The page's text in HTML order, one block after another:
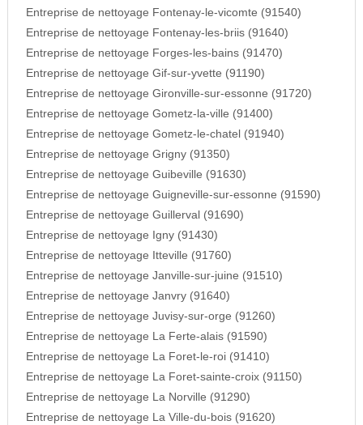
Entreprise de nettoyage Fontenay-le-vicomte (91540)
Entreprise de nettoyage Fontenay-les-briis (91640)
Entreprise de nettoyage Forges-les-bains (91470)
Entreprise de nettoyage Gif-sur-yvette (91190)
Entreprise de nettoyage Gironville-sur-essonne (91720)
Entreprise de nettoyage Gometz-la-ville (91400)
Entreprise de nettoyage Gometz-le-chatel (91940)
Entreprise de nettoyage Grigny (91350)
Entreprise de nettoyage Guibeville (91630)
Entreprise de nettoyage Guigneville-sur-essonne (91590)
Entreprise de nettoyage Guillerval (91690)
Entreprise de nettoyage Igny (91430)
Entreprise de nettoyage Itteville (91760)
Entreprise de nettoyage Janville-sur-juine (91510)
Entreprise de nettoyage Janvry (91640)
Entreprise de nettoyage Juvisy-sur-orge (91260)
Entreprise de nettoyage La Ferte-alais (91590)
Entreprise de nettoyage La Foret-le-roi (91410)
Entreprise de nettoyage La Foret-sainte-croix (91150)
Entreprise de nettoyage La Norville (91290)
Entreprise de nettoyage La Ville-du-bois (91620)